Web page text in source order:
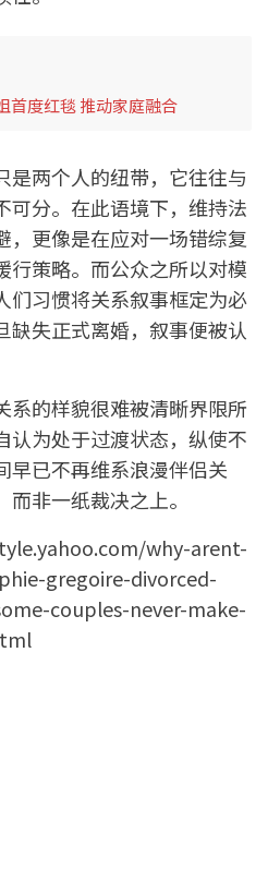
首度红毯 推动家庭融合
是两个人的纽带，它往往与
可分。在此语境下，维持法
，更像是在应对一场错综复
行策略。而公众之所以对模
们习惯将关系叙事框定为必
缺失正式离婚，叙事便被认
系的样貌很难被清晰界限所
认为处于过渡状态，纵使不
早已不再维系浪漫伴侣关
非一纸裁决之上。
why-arent-
gregoire-divorced-
couples-never-make-